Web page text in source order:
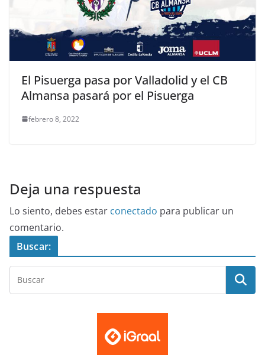
El Pisuerga pasa por Valladolid y el CB
Almansa pasará por el Pisuerga
febrero 8, 2022
Deja una respuesta
Lo siento, debes estar conectado para publicar un
comentario.
Buscar: